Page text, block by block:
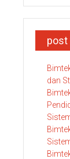
post
dan